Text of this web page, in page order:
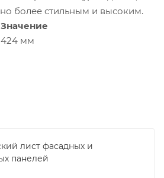
более стильным и высоким.
Значение
424 мм
лист фасадных и
панелей